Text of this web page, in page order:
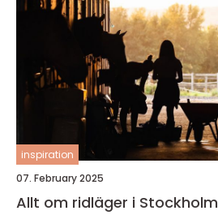
inspiration
07. February 2025
Allt om ridläger i Stockholm